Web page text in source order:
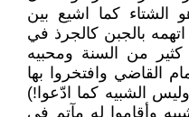
الشتاء كما اشيع بين
اتهمه بالجبن كالجرذ في
كثير من السنة ومحبيه
القاضي وافتخروا بها
الشبيه كما ادّعوا!)
وأقاموا له مآتم في